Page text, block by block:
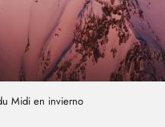
Midi en invierno